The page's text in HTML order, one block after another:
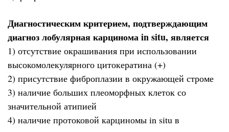
Диагностическим критерием, подтверждающим
диагноз лобулярная карцинома in situ, является
1) отсутствие окрашивания при использовании
высокомолекулярного цитокератина (+)
2) присутствие фиброплазии в окружающей строме
3) наличие больших плеоморфных клеток со
значительной атипией
4) наличие протоковой карциномы in situ в